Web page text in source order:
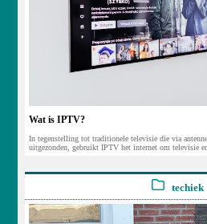
Wat is IPTV?
In tegenstelling tot traditionele televisie die via
uitgezonden, gebruikt IPTV het internet om televisie
techiek